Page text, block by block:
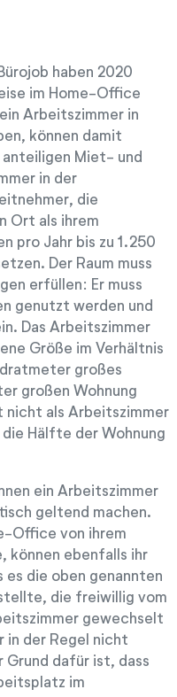
haben 2020
im Home-Office
Arbeitszimmer in
können damit
anteiligen Miet- und
in der
die
Ort als ihrem
pro Jahr bis zu 1.250
Der Raum muss
erfüllen: Er muss
genutzt werden und
Das Arbeitszimmer
Größe im Verhältnis
großes
großen Wohnung
nicht als Arbeitszimmer
Hälfte der Wohnung
ein Arbeitszimmer
geltend machen.
Office von ihrem
können ebenfalls ihr
die oben genannten
die freiwillig vom
gewechselt
in der Regel nicht
dafür ist, dass
im